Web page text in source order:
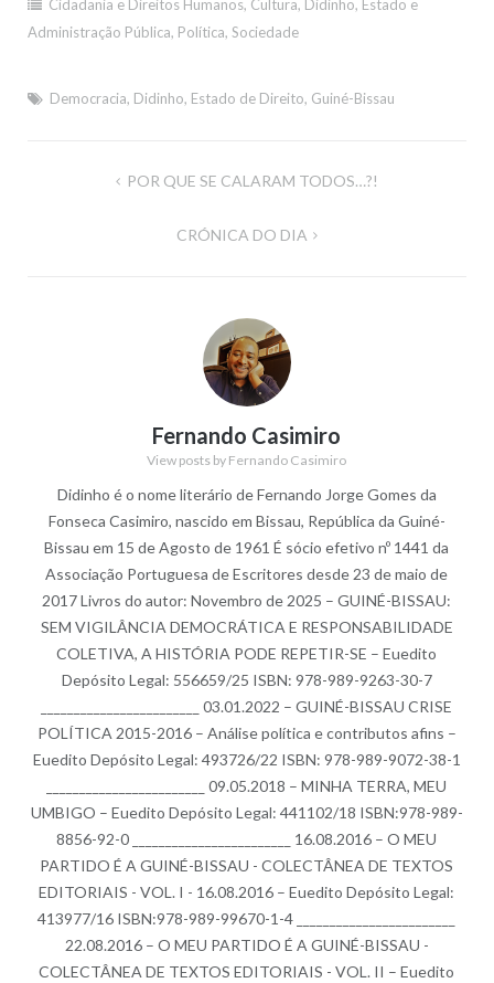
Cidadania e Direitos Humanos, Cultura, Didinho, Estado e
Administração Pública, Política, Sociedade
Democracia, Didinho, Estado de Direito, Guiné-Bissau
NavegaçãoPOR QUE SE CALARAM TODOS…?!
CRÓNICA DO DIA
Fernando Casimiro
View posts by Fernando Casimiro
Didinho é o nome literário de Fernando Jorge Gomes da
Fonseca Casimiro, nascido em Bissau, República da Guiné-
Bissau em 15 de Agosto de 1961 É sócio efetivo nº 1441 da
Associação Portuguesa de Escritores desde 23 de maio de
2017 Livros do autor: Novembro de 2025 – GUINÉ-BISSAU:
SEM VIGILÂNCIA DEMOCRÁTICA E RESPONSABILIDADE
COLETIVA, A HISTÓRIA PODE REPETIR-SE – Euedito
Depósito Legal: 556659/25 ISBN: 978-989-9263-30-7
________________________ 03.01.2022 – GUINÉ-BISSAU CRISE
POLÍTICA 2015-2016 – Análise política e contributos afins –
Euedito Depósito Legal: 493726/22 ISBN: 978-989-9072-38-1
________________________ 09.05.2018 – MINHA TERRA, MEU
UMBIGO – Euedito Depósito Legal: 441102/18 ISBN:978-989-
8856-92-0 ________________________ 16.08.2016 – O MEU
PARTIDO É A GUINÉ-BISSAU - COLECTÂNEA DE TEXTOS
EDITORIAIS - VOL. I - 16.08.2016 – Euedito Depósito Legal:
413977/16 ISBN:978-989-99670-1-4 ________________________
22.08.2016 – O MEU PARTIDO É A GUINÉ-BISSAU -
COLECTÂNEA DE TEXTOS EDITORIAIS - VOL. II – Euedito